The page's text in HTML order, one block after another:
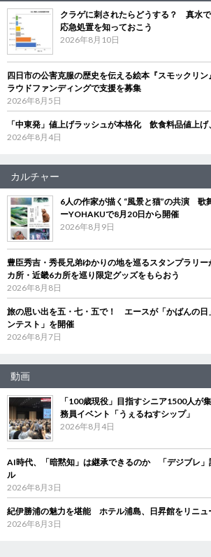
クラゲに刺されたらどうする？ 真水
応急処置を知っておこう
2026年8月10日
四日市の公害克服の歴史を伝える絵本『スモックリ
ラウドファンディングで支援を募集
2026年8月5日
「中東発」値上げラッシュが本格化 飲食料品値上げ
2026年8月4日
カルチャー
6人の作家が描く“風景と猫”の共演 歌
ーYOHAKUで8月20日から開催
2026年8月9日
豊臣秀吉・秀長兄弟ゆかりの地を巡るスタンプラリ
カ所・近畿6カ所を巡り限定グッズをもらおう
2026年8月8日
旅の思い出を五・七・五で！ エースが「かばんの日
ンテスト」を開催
2026年8月7日
動画
「100歳現役」目指すシニア1500人
務員イベント「うぇるねすシップ」
2026年8月4日
AI時代、「暗黙知」は継承できるのか 「デジブレ」
ル
2026年8月3日
紀伊勝浦の魅力を堪能 ホテル浦島、日昇館をリニュ
2026年8月3日